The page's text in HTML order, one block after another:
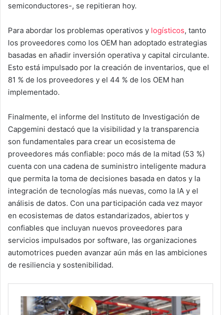
semiconductores-, se repitieran hoy.
Para abordar los problemas operativos y logísticos, tanto
los proveedores como los OEM han adoptado estrategias
basadas en añadir inversión operativa y capital circulante.
Esto está impulsado por la creación de inventarios, que el
81 % de los proveedores y el 44 % de los OEM han
implementado.
Finalmente, el informe del Instituto de Investigación de
Capgemini destacó que la visibilidad y la transparencia
son fundamentales para crear un ecosistema de
proveedores más confiable: poco más de la mitad (53 %)
cuenta con una cadena de suministro inteligente madura
que permita la toma de decisiones basada en datos y la
integración de tecnologías más nuevas, como la IA y el
análisis de datos. Con una participación cada vez mayor
en ecosistemas de datos estandarizados, abiertos y
confiables que incluyan nuevos proveedores para
servicios impulsados por software, las organizaciones
automotrices pueden avanzar aún más en las ambiciones
de resiliencia y sostenibilidad.